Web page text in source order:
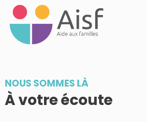
NOUS SOMMES LÀ
À votre écoute